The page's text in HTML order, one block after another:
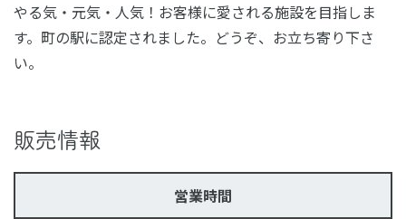
やる気・元気・人気！お客様に愛される施設を目指しま
す。町の駅に認定されました。どうぞ、お立ち寄り下さ
い。
販売情報
営業時間